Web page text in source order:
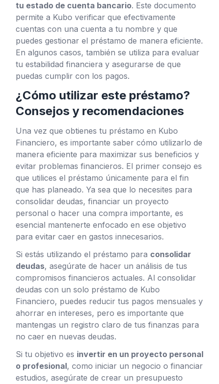
tu estado de cuenta bancario. Este documento
permite a Kubo verificar que efectivamente
cuentas con una cuenta a tu nombre y que
puedes gestionar el préstamo de manera eficiente.
En algunos casos, también se utiliza para evaluar
tu estabilidad financiera y asegurarse de que
puedas cumplir con los pagos.
¿Cómo utilizar este préstamo?
Consejos y recomendaciones
Una vez que obtienes tu préstamo en Kubo
Financiero, es importante saber cómo utilizarlo de
manera eficiente para maximizar sus beneficios y
evitar problemas financieros. El primer consejo es
que utilices el préstamo únicamente para el fin
que has planeado. Ya sea que lo necesites para
consolidar deudas, financiar un proyecto
personal o hacer una compra importante, es
esencial mantenerte enfocado en ese objetivo
para evitar caer en gastos innecesarios.
Si estás utilizando el préstamo para consolidar
deudas, asegúrate de hacer un análisis de tus
compromisos financieros actuales. Al consolidar
deudas con un solo préstamo de Kubo
Financiero, puedes reducir tus pagos mensuales y
ahorrar en intereses, pero es importante que
mantengas un registro claro de tus finanzas para
no caer en nuevas deudas.
Si tu objetivo es invertir en un proyecto personal
o profesional, como iniciar un negocio o financiar
estudios, asegúrate de crear un presupuesto